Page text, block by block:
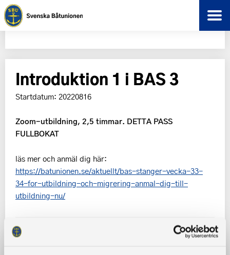
Introduktion 1 i BAS 3
Startdatum: 20220816
Zoom-utbildning, 2,5 timmar. DETTA PASS
FULLBOKAT
läs mer och anmäl dig här:
https://batunionen.se/aktuellt/bas-stanger-vecka-33-
34-for-utbildning-och-migrering-anmal-dig-till-
utbildning-nu/